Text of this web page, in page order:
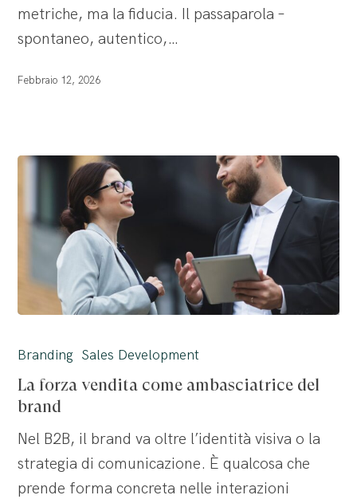
metriche, ma la fiducia. Il passaparola –
spontaneo, autentico,…
Febbraio 12, 2026
forza
vendita
come
del
brand
Branding Sales Development
La forza vendita come ambasciatrice del
brand
Nel B2B, il brand va oltre l’identità visiva o la
strategia di comunicazione. È qualcosa che
prende forma concreta nelle interazioni